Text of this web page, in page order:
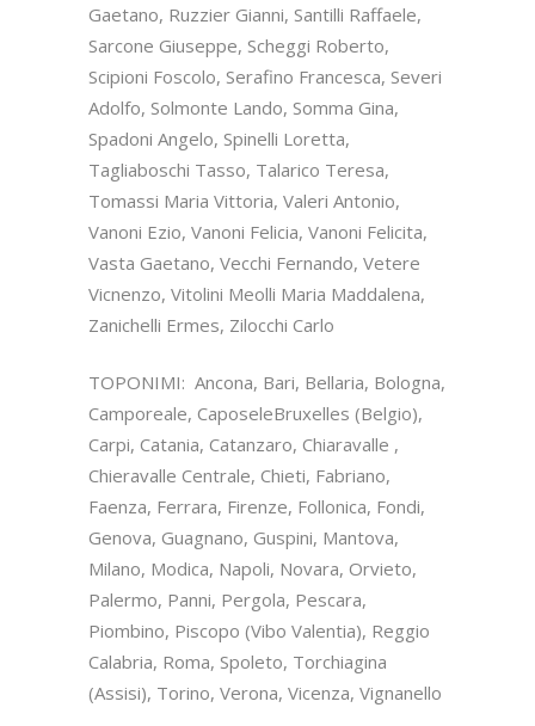
Gaetano, Ruzzier Gianni, Santilli Raffaele,
Sarcone Giuseppe, Scheggi Roberto,
Scipioni Foscolo, Serafino Francesca, Severi
Adolfo, Solmonte Lando, Somma Gina,
Spadoni Angelo, Spinelli Loretta,
Tagliaboschi Tasso, Talarico Teresa,
Tomassi Maria Vittoria, Valeri Antonio,
Vanoni Ezio, Vanoni Felicia, Vanoni Felicita,
Vasta Gaetano, Vecchi Fernando, Vetere
Vicnenzo, Vitolini Meolli Maria Maddalena,
Zanichelli Ermes, Zilocchi Carlo
TOPONIMI: Ancona, Bari, Bellaria, Bologna,
Camporeale, CaposeleBruxelles (Belgio),
Carpi, Catania, Catanzaro, Chiaravalle ,
Chieravalle Centrale, Chieti, Fabriano,
Faenza, Ferrara, Firenze, Follonica, Fondi,
Genova, Guagnano, Guspini, Mantova,
Milano, Modica, Napoli, Novara, Orvieto,
Palermo, Panni, Pergola, Pescara,
Piombino, Piscopo (Vibo Valentia), Reggio
Calabria, Roma, Spoleto, Torchiagina
(Assisi), Torino, Verona, Vicenza, Vignanello